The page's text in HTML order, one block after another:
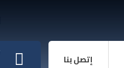
إتصل بنا